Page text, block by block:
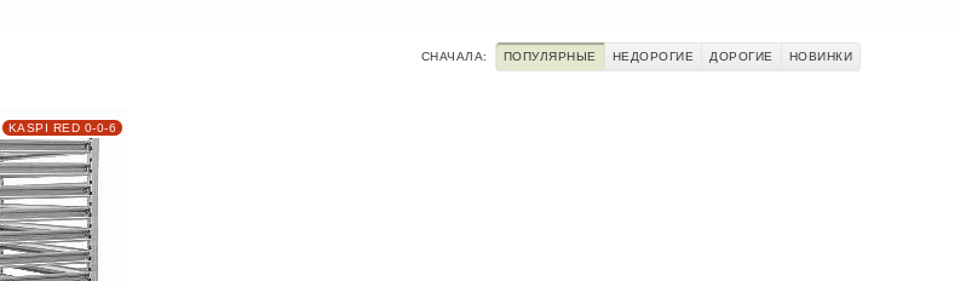
СНАЧАЛА: ПОПУЛЯРНЫЕ НЕДОРОГИЕ ДОРОГИЕ НОВИНКИ
KASPI RED 0-0-6